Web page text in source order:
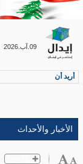
09.آب.2026
أريد أن